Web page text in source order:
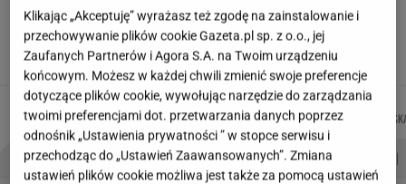
Jeden wakacyjny nawyk może mieć
nieprzyjemne konsekwencje. Też tak robisz?
MATERIAŁ PROMOCYJNY
Autorzy:
MACIEK
KUCHARCZYK
MARTA
KORYCKA
DANIEL
MAIKOWSKI
PROBLEMY POLSKICH SIATKARZY ZNAK Z '30' WISŁAWA SZYMBORSKA
Klikając „Akceptuję” wyrażasz też zgodę na zainstalowanie i
przechowywanie plików cookie Gazeta.pl sp. z o.o., jej
Zaufanych Partnerów i Agora S.A. na Twoim urządzeniu
końcowym. Możesz w każdej chwili zmienić swoje preferencje
dotyczące plików cookie, wywołując narzędzie do zarządzania
twoimi preferencjami dot. przetwarzania danych poprzez
odnośnik „Ustawienia prywatności ” w stopce serwisu i
przechodząc do „Ustawień Zaawansowanych”. Zmiana
ustawień plików cookie możliwa jest także za pomocą ustawień